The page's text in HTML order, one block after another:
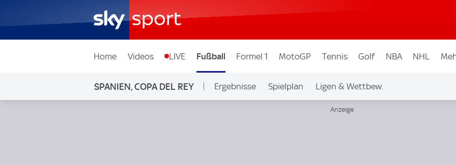
Home Videos LIVE Fußball Formel 1 MotoGP Tennis Golf NBA NHL
SPANIEN, COPA DEL REY Ergebnisse Spielplan Ligen & Wettbew.